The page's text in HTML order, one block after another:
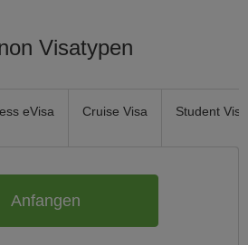
Visatypen
eVisa Cruise Visa Student Visa
Anfangen